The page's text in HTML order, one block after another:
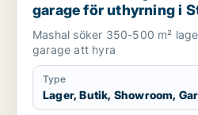
garage för uthyrning i
Mashal söker 350-500 m²
garage att hyra
Type
Lager, Butik, Showroom,